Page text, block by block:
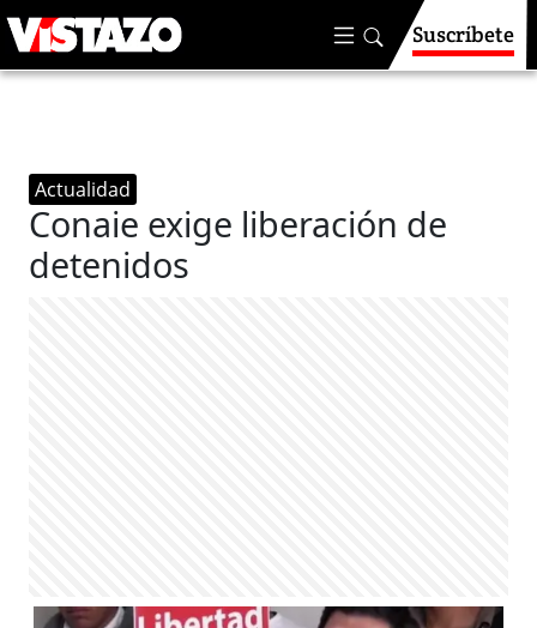
Suscríbete
Actualidad
Conaie exige liberación de
detenidos